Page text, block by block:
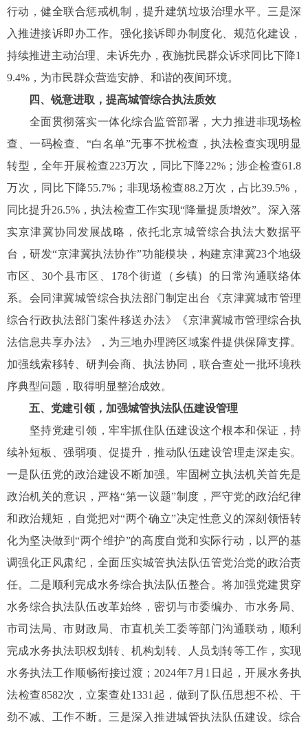
行动，健全联合惩戒机制，提升建筑垃圾治理水平。三是深
入推进接诉即办工作。强化接诉即办制度化、规范化建设，
持续推进主动治理、未诉先办，夜施扰民群众诉求同比下降1
9.4%，为市民群众营造安静、和谐的夜间环境。
四、锐意进取，提高城管综合执法质效
全面贯彻落实一体化综合监管部署，大力推进非现场检
查、一码检查、“白名单”无事不扰检查，执法检查实现明显
转型，全年开展检查223万次，同比下降22%；涉企检查61.8
万次，同比下降55.7%；非现场检查88.2万次，占比39.5%，
同比提升26.5%，执法检查工作实现“降量提质增效”。深入落
实京津冀协同发展战略，依托北京城管综合执法大数据平
台，研发“京津冀执法协作”功能模块，构建京津冀23个地级
市区、30个县市区、178个街道（乡镇）的日常沟通联络体
系。会同津冀城管综合执法部门制定出台《京津冀城市管理
综合行政执法部门案件移送办法》《京津冀城市管理综合执
法信息共享办法》，为三地办理跨区域案件提供保障支撑。
加强线索移转、研判会商、执法协同，联合查处一批环境秩
序典型问题，取得明显整治成效。
五、党建引领，加强城管执法队伍建设管理
坚持党建引领，牢牢抓住队伍建设这个根本和保证，持
续补短板、强弱项、促提升，推动队伍建设管理走深走实。
一是队伍党的政治建设不断加强。牢固树立执法机关首先是
政治机关的意识，严格“第一议题”制度，严守党的政治纪律
和政治规矩，自觉把对“两个确立”决定性意义的深刻领悟转
化为坚决做到“两个维护”的高度自觉和实际行动，以严的基
调强化正风肃纪，全面压实城管执法队伍管党治党的政治责
任。二是顺利完成水务综合执法队伍整合。将加强党建贯穿
水务综合执法队伍改革始终，密切与市委编办、市水务局、
市司法局、市财政局、市直机关工委等部门沟通联动，顺利
完成水务执法职权划转、机构划转、人员划转等工作，实现
水务执法工作顺畅衔接过渡；2024年7月1日起，开展水务执
法检查8582次，立案查处1331起，做到了队伍思想不松、干
劲不减、工作不断。三是深入推进城管执法队伍建设。综合